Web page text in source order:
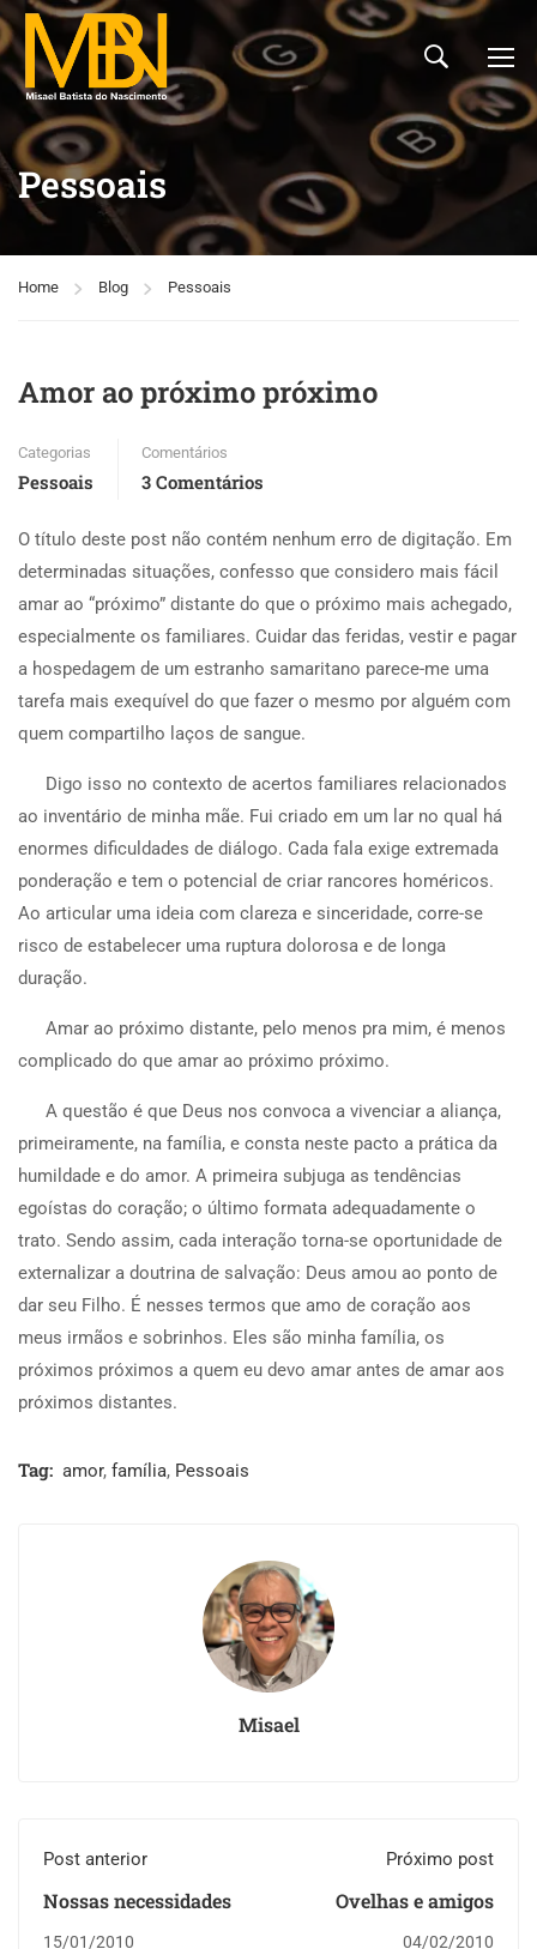
Pessoais
Home Blog Pessoais
Amor ao próximo próximo
Categorias
Pessoais
Comentários
3 Comentários
O título deste post não contém nenhum erro de digitação. Em
determinadas situações, confesso que considero mais fácil
amar ao “próximo” distante do que o próximo mais achegado,
especialmente os familiares. Cuidar das feridas, vestir e pagar
a hospedagem de um estranho samaritano parece-me uma
tarefa mais exequível do que fazer o mesmo por alguém com
quem compartilho laços de sangue.
Digo isso no contexto de acertos familiares relacionados
ao inventário de minha mãe. Fui criado em um lar no qual há
enormes dificuldades de diálogo. Cada fala exige extremada
ponderação e tem o potencial de criar rancores homéricos.
Ao articular uma ideia com clareza e sinceridade, corre-se
risco de estabelecer uma ruptura dolorosa e de longa
duração.
Amar ao próximo distante, pelo menos pra mim, é menos
complicado do que amar ao próximo próximo.
A questão é que Deus nos convoca a vivenciar a aliança,
primeiramente, na família, e consta neste pacto a prática da
humildade e do amor. A primeira subjuga as tendências
egoístas do coração; o último formata adequadamente o
trato. Sendo assim, cada interação torna-se oportunidade de
externalizar a doutrina de salvação: Deus amou ao ponto de
dar seu Filho. É nesses termos que amo de coração aos
meus irmãos e sobrinhos. Eles são minha família, os
próximos próximos a quem eu devo amar antes de amar aos
próximos distantes.
Tag: amor, família, Pessoais
Misael
Post anterior
Nossas necessidades
15/01/2010
Próximo post
Ovelhas e amigos
04/02/2010